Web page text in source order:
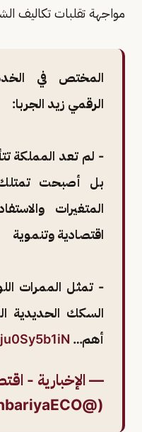
مواجهة تقلبات تكاليف
المختص في
الرقمي زيد الجربا:
- لم تعد المملكة
بل أصبحت تمتلك
المتغيرات
اقتصادية وتنموية
- تمثل الممرات
أهم…
— الإخبارية -
(@alekhbariyaECO)